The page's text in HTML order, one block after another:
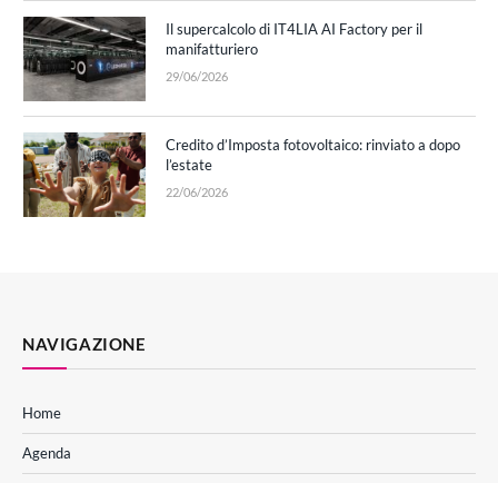
Il supercalcolo di IT4LIA AI Factory per il
manifatturiero
29/06/2026
Credito d’Imposta fotovoltaico: rinviato a dopo
l’estate
22/06/2026
NAVIGAZIONE
Home
Agenda